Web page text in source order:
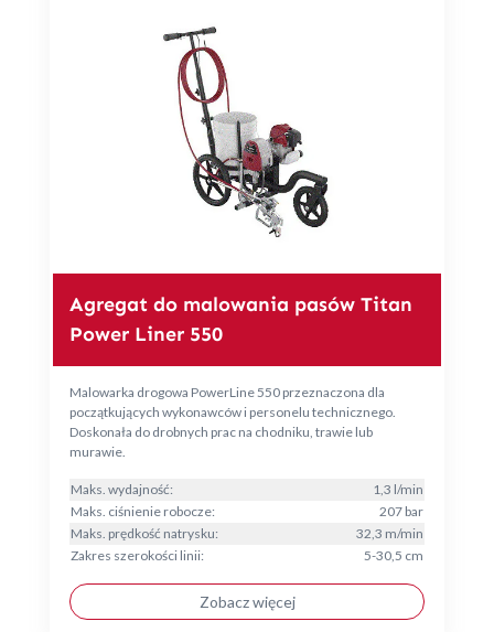
Agregat do malowania pasów Titan
Power Liner 550
Malowarka drogowa PowerLine 550 przeznaczona dla
początkujących wykonawców i personelu technicznego.
Doskonała do drobnych prac na chodniku, trawie lub
murawie.
Maks. wydajność:
1,3 l/min
Maks. ciśnienie robocze:
207 bar
Maks. prędkość natrysku:
32,3 m/min
Zakres szerokości linii:
5-30,5 cm
Zobacz więcej